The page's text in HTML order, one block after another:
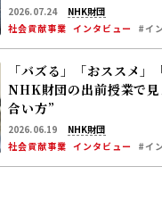
2026.07.24
NHK財団
社会貢献事業 インタビュー #イ
「バズる」「おススメ
NHK財団の出前授業で見
合い方”
2026.06.19
NHK財団
社会貢献事業 インタビュー #イ